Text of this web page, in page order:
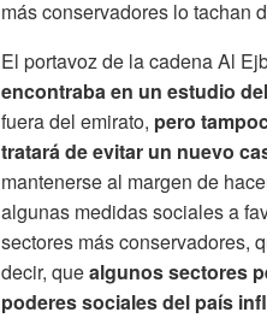
más conservadores lo tachan
El portavoz de la cadena Al
encontraba en un estudio
fuera del emirato, pero
tratará de evitar un nuevo
mantenerse al margen de
algunas medidas sociales a
sectores más conservadores,
decir, quealgunos sectores
poderes sociales del país